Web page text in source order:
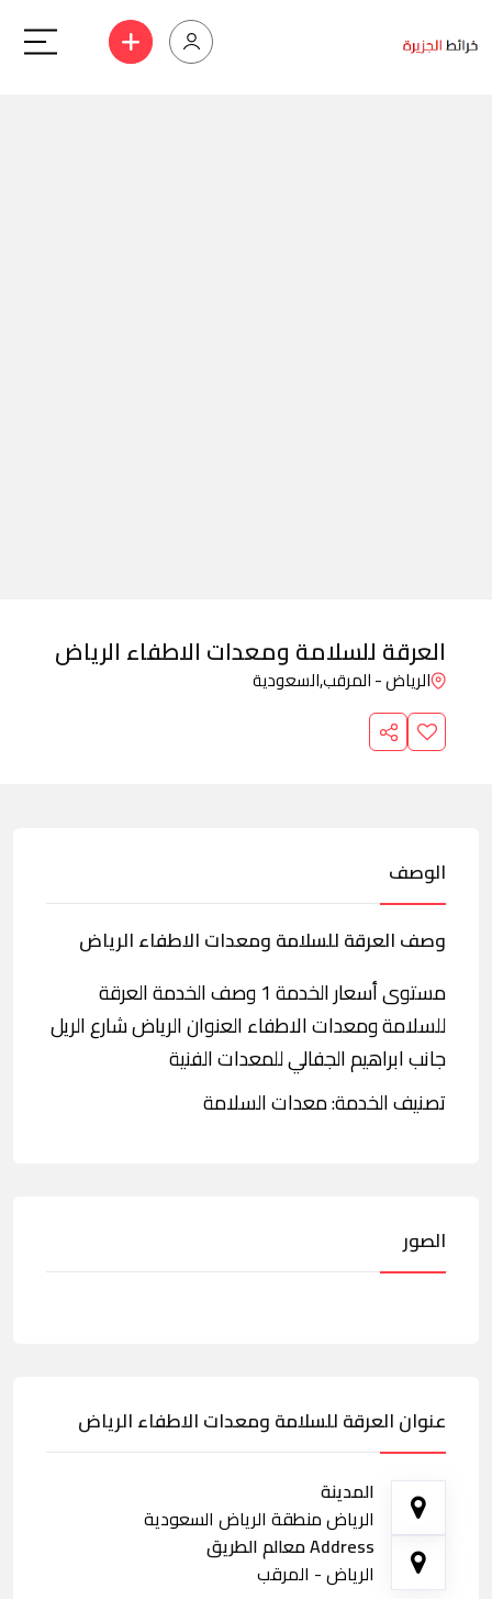
العرقة للسلامة ومعدات الاطفاء الرياض
الرياض - المرقب,السعودية
الوصف
وصف العرقة للسلامة ومعدات الاطفاء الرياض
مستوى أسعار الخدمة 1 وصف الخدمة العرقة
للسلامة ومعدات الاطفاء العنوان الرياض شارع الريل
جانب ابراهيم الجفالي للمعدات الفنية
تصنيف الخدمة: معدات السلامة
الصور
عنوان العرقة للسلامة ومعدات الاطفاء الرياض
المدينة
الرياض منطقة الرياض السعودية
Address معالم الطريق
الرياض - المرقب